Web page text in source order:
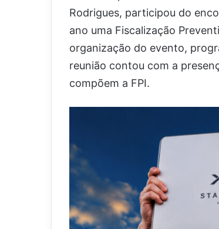
Rodrigues, participou do
ano uma Fiscalização
organização do evento,
reunião contou com a
compõem a FPI.